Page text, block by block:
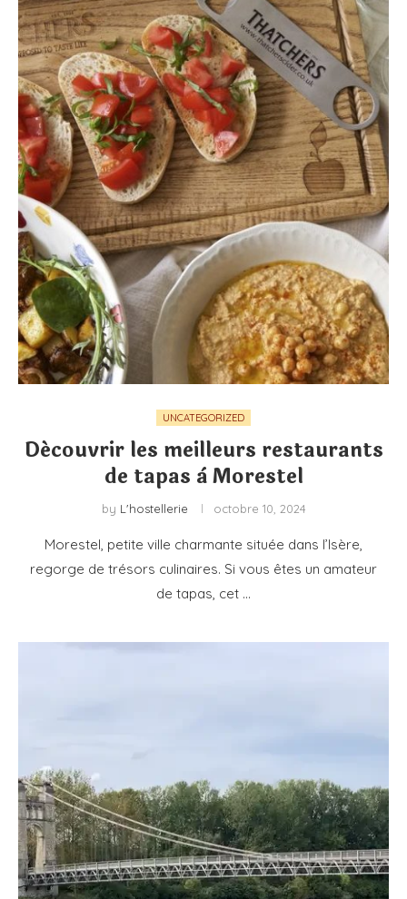
UNCATEGORIZED
Découvrir les meilleurs restaurants
de tapas à Morestel
by L'hostellerie octobre 10, 2024
Morestel, petite ville charmante située dans l’Isère,
regorge de trésors culinaires. Si vous êtes un amateur
de tapas, cet …